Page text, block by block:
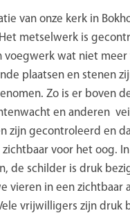
van onze kerk in
metselwerk is
voegwerk wat niet
plaatsen en stenen
Zo is er boven
en anderen
zijn gecontroleerd en
voor het oog.
de schilder is druk
vieren in een zichtbaar
vrijwilligers zijn druk